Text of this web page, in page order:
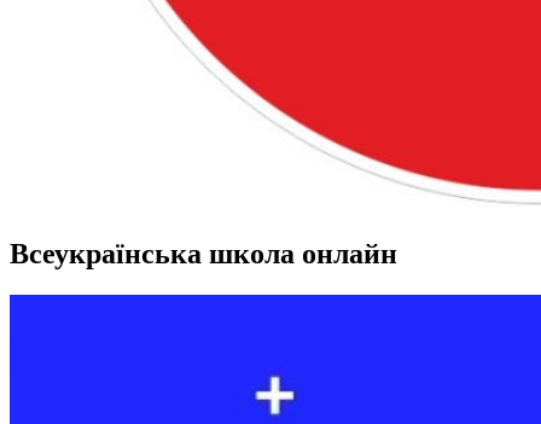
Всеукраїнська школа онлайн